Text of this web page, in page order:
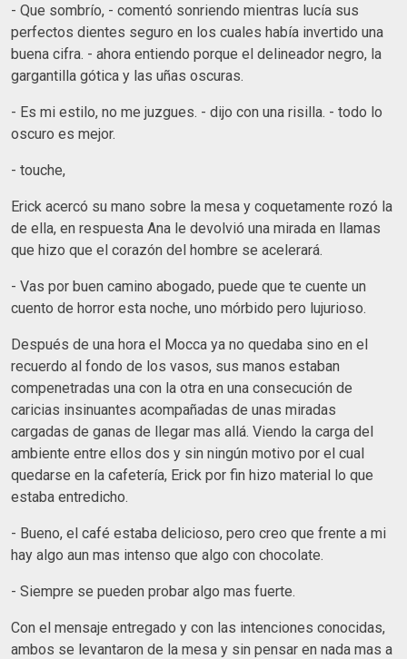
- Que sombrío, - comentó sonriendo mientras lucía sus
perfectos dientes seguro en los cuales había invertido una
buena cifra. - ahora entiendo porque el delineador negro, la
gargantilla gótica y las uñas oscuras.
- Es mi estilo, no me juzgues. - dijo con una risilla. - todo lo
oscuro es mejor.
- touche,
Erick acercó su mano sobre la mesa y coquetamente rozó la
de ella, en respuesta Ana le devolvió una mirada en llamas
que hizo que el corazón del hombre se acelerará.
- Vas por buen camino abogado, puede que te cuente un
cuento de horror esta noche, uno mórbido pero lujurioso.
Después de una hora el Mocca ya no quedaba sino en el
recuerdo al fondo de los vasos, sus manos estaban
compenetradas una con la otra en una consecución de
caricias insinuantes acompañadas de unas miradas
cargadas de ganas de llegar mas allá. Viendo la carga del
ambiente entre ellos dos y sin ningún motivo por el cual
quedarse en la cafetería, Erick por fin hizo material lo que
estaba entredicho.
- Bueno, el café estaba delicioso, pero creo que frente a mi
hay algo aun mas intenso que algo con chocolate.
- Siempre se pueden probar algo mas fuerte.
Con el mensaje entregado y con las intenciones conocidas,
ambos se levantaron de la mesa y sin pensar en nada mas a